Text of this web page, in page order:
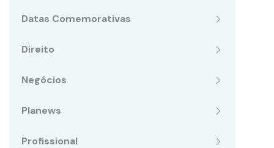
Datas Comemorativas
Direito
Negócios
Planews
Profissional